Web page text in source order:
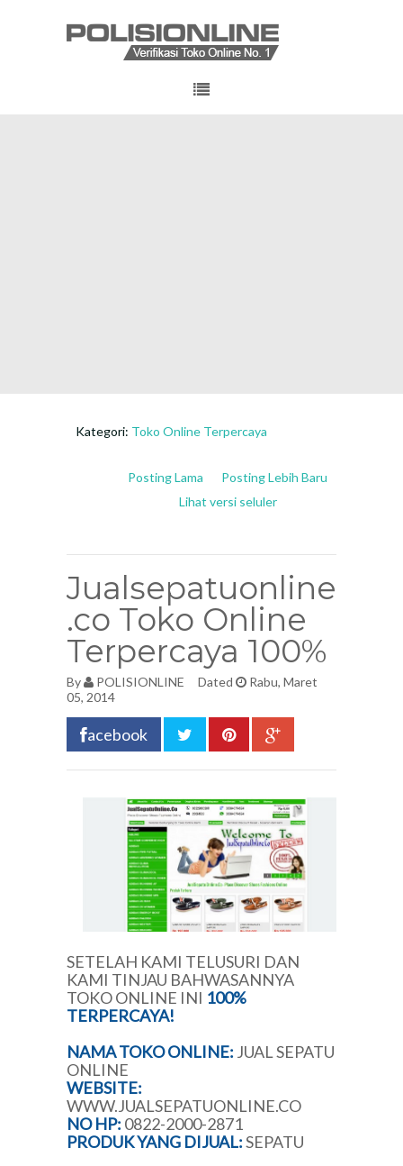
Kategori: Toko Online Terpercaya
Posting Lebih Baru
Posting Lama
Lihat versi seluler
Jualsepatuonline
.co Toko Online
Terpercaya 100%
By POLISIONLINE Dated
Rabu, Maret
05, 2014
acebook
SETELAH KAMI TELUSURI DAN
KAMI TINJAU BAHWASANNYA
TOKO ONLINE INI 100%
TERPERCAYA!
NAMA TOKO ONLINE: JUAL SEPATU
ONLINE
WEBSITE:
WWW.JUALSEPATUONLINE.CO
NO HP: 0822-2000-2871
PRODUK YANG DIJUAL:SEPATU